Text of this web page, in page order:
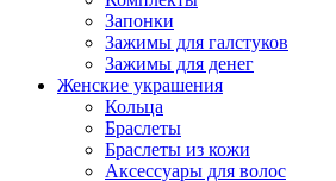
Запонки
Зажимы для галстуков
Зажимы для денег
Женские украшения
Кольца
Браслеты
Браслеты из кожи
Аксессуары для волос